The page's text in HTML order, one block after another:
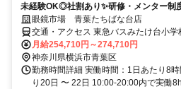
未経験OK◎社割あり✨研修・メンター制
眼鏡市場 青葉たちばな台店
交通・アクセス 東急バスみたけ台小
月給254,710円～274,710円
神奈川県横浜市青葉区
勤務時間詳細 実働時間：1日あたり8
り20日 〜 22日 10:00-20:00内で実働